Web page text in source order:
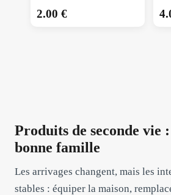
Oxydation et Antirouille
2.00 €
Produits de seconde vie
bonne famille
Les arrivages changent, mais les
stables : équiper la maison,